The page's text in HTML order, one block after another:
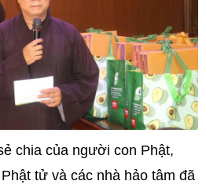
chia của người con Phật,
tử và các nhà hảo tâm đã